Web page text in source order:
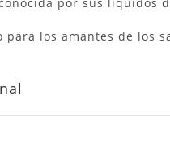
para los amantes de los